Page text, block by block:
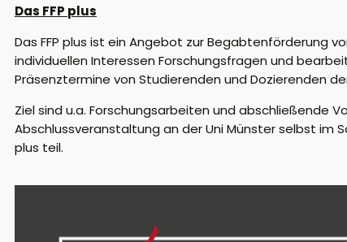
Das FFP plus
Das FFP plus ist ein Angebot zur Begabtenförderung
individuellen Interessen Forschungsfragen und
Präsenztermine von Studierenden und Dozierenden
Ziel sind u.a. Forschungsarbeiten und abschließende
Abschlussveranstaltung an der Uni Münster selbst im
plus teil.